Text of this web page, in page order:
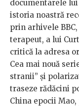
documentarele
istoria noastră
prin arhivele
terapeut, a lui
critică la adresa
Cea mai nouă
stranii” și
traseze rădăcini
China epocii